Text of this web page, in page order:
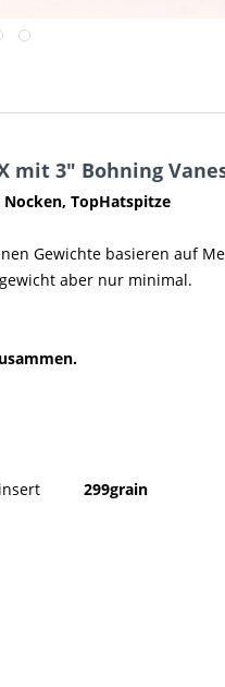
3" Bohning
TopHatspitze
Gewichte basieren auf
aber nur minimal.
299grain